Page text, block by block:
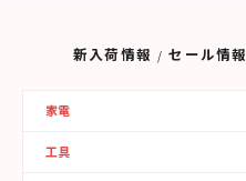
新入荷情報 セール情報
家電
工具